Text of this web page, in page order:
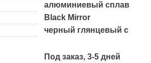
алюминиевый сплав
Black Mirror
черный глянцевый с
Под заказ, 3-5 дней